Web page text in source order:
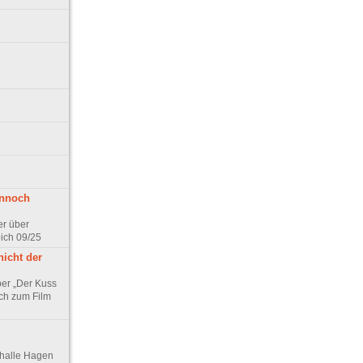
über
09/25
der
„Der Kuss
zum Film
Hagen